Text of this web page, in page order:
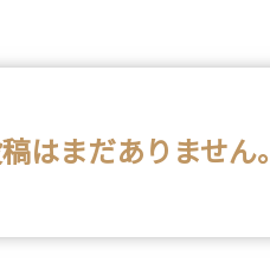
はまだありません。